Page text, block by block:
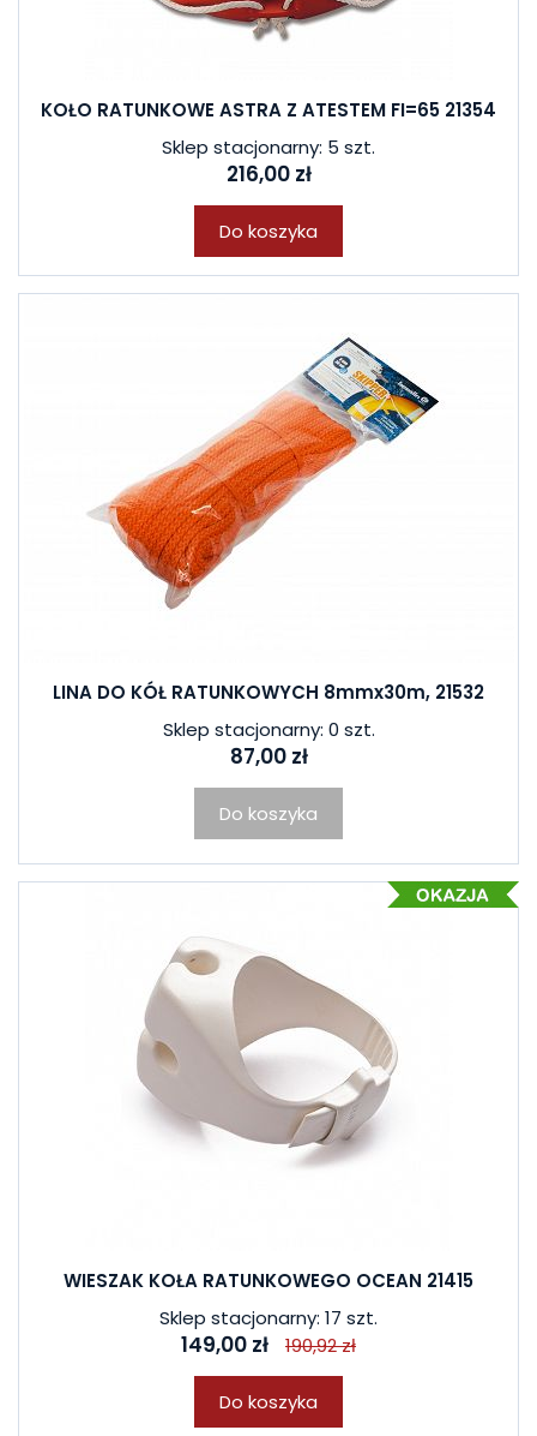
KOŁO RATUNKOWE ASTRA Z ATESTEM FI=65 21354
Sklep stacjonarny: 5 szt.
216,00 zł
Do koszyka
LINA DO KÓŁ RATUNKOWYCH 8mmx30m, 21532
Sklep stacjonarny: 0 szt.
87,00 zł
Do koszyka
WIESZAK KOŁA RATUNKOWEGO OCEAN 21415
Sklep stacjonarny: 17 szt.
149,00 zł 190,92 zł
Do koszyka